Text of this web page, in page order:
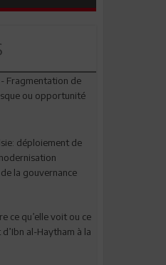
Fragmentation de
ou opportunité
déploiement de
la gouvernance
ce qu’elle voit ou ce
d’Ibn al-Haytham à la